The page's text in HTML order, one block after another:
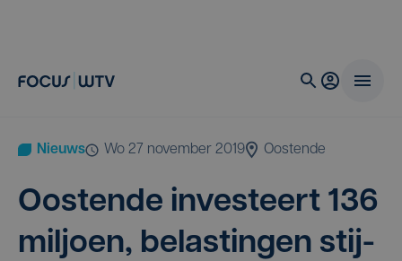
Nieuws wo 27 november 2019 Oostende
Oos­ten­de inves­teert 136
mil­joen, belas­tin­gen stij­